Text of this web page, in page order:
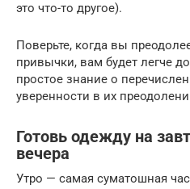
это что-то другое).
Поверьте, когда вы
привычки, вам будет легче
простое знание о
уверенности в их
Готовь одежду на
вечера
Утро — самая суматошная